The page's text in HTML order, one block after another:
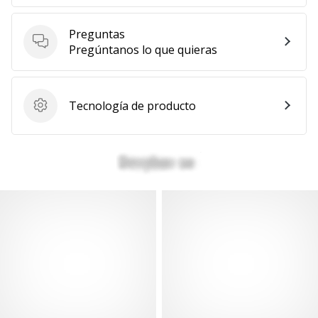
Preguntas
Preguntas
Pregúntanos lo que quieras
Tecnología de producto
Tecnología de producto